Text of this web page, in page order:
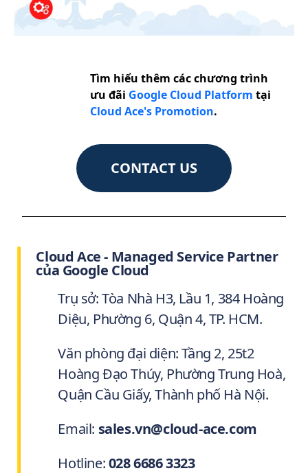
Tìm hiểu thêm các chương trình
ưu đãi Google Cloud Platform tại
Cloud Ace's Promotion.
CONTACT US
Cloud Ace - Managed Service Partner
của Google Cloud
Trụ sở: Tòa Nhà H3, Lầu 1, 384 Hoàng
Diệu, Phường 6, Quận 4, TP. HCM.
Văn phòng đại diện: Tầng 2, 25t2
Hoàng Đạo Thúy, Phường Trung Hoà,
Quận Cầu Giấy, Thành phố Hà Nội.
Email: sales.vn@cloud-ace.com
Hotline:028 6686 3323